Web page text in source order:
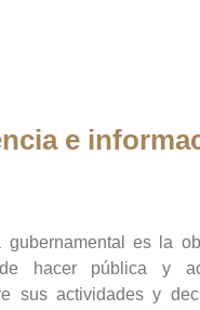
e
gubernamental es la
hacer pública y
sus actividades y